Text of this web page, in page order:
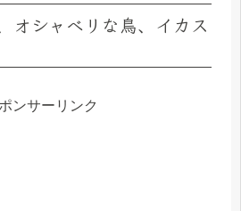
オシャベリな鳥、イカス
ンサーリンク